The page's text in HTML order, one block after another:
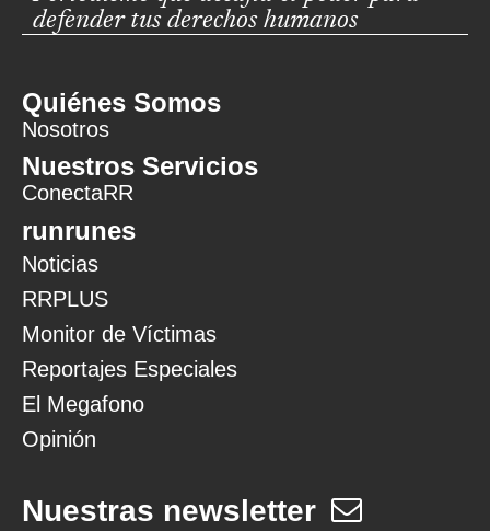
defender tus derechos humanos
Quiénes Somos
Nosotros
Nuestros Servicios
ConectaRR
runrunes
Noticias
RRPLUS
Monitor de Víctimas
Reportajes Especiales
El Megafono
Opinión
Nuestras newsletter